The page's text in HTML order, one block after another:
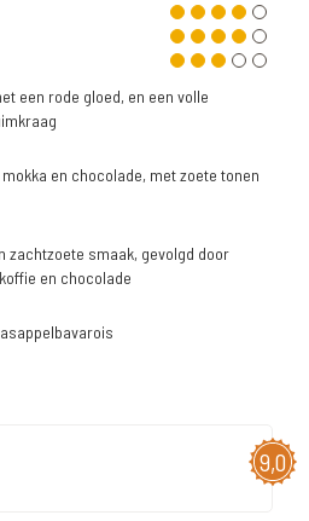
een rode gloed, en een volle
en chocolade, met zoete tonen
zachtzoete smaak, gevolgd door
en chocolade
9,0